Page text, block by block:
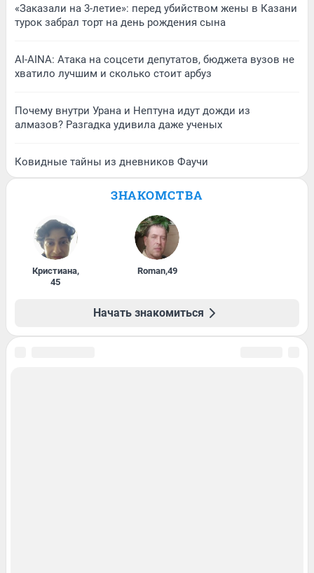
«Заказали на 3-летие»: перед убийством жены в Казани
турок забрал торт на день рождения сына
AI-AINA: Атака на соцсети депутатов, бюджета вузов не
хватило лучшим и сколько стоит арбуз
Почему внутри Урана и Нептуна идут дожди из
алмазов? Разгадка удивила даже ученых
Ковидные тайны из дневников Фаучи
ЗНАКОМСТВА
Кристиана,
45
Roman,49
Начать знакомиться